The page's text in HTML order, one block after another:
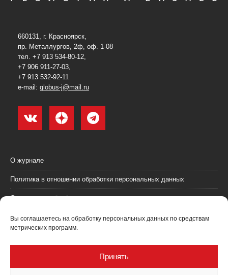
Вы соглашаетесь на обработку персональных данных по средствам
метрических программ.
Принять
660131, г. Красноярск,
пр. Металлургов, 2ф, оф. 1-08
тел. +7 913 534-80-12,
+7 906 911-27-03,
+7 913 532-92-11
e-mail: globus-j@mail.ru
О журнале
Политика в отношении обработки персональных данных
Согласие на обработку персональных данных
Пользовательское соглашение (оферта)